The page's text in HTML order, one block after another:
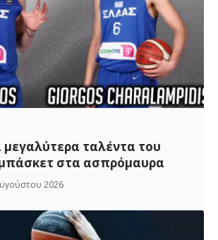
ταλέντα του
στα ασπρόμαυρα
2026